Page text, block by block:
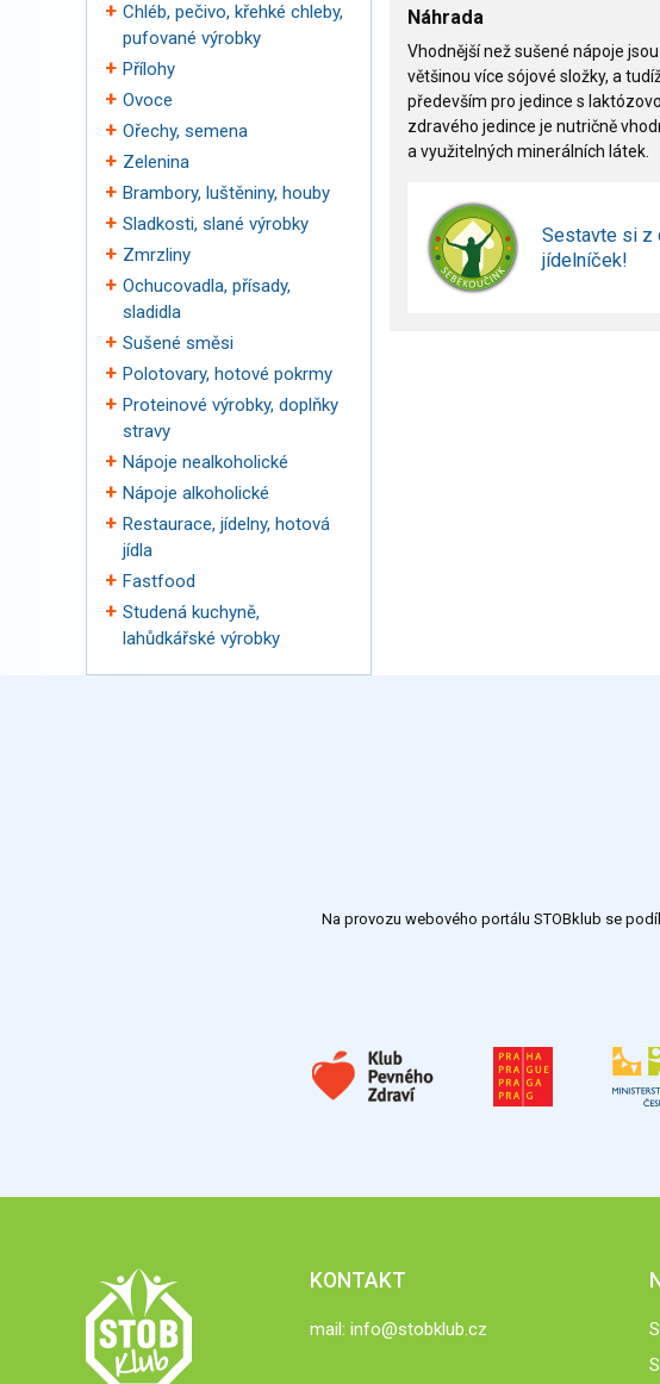
Chléb, pečivo, křehké chleby,
pufované výrobky
Přílohy
Ovoce
Ořechy, semena
Zelenina
Brambory, luštěniny, houby
Sladkosti, slané výrobky
Zmrzliny
Ochucovadla, přísady,
sladidla
Sušené směsi
Polotovary, hotové pokrmy
Proteinové výrobky, doplňky
stravy
Nápoje nealkoholické
Nápoje alkoholické
Restaurace, jídelny, hotová
jídla
Fastfood
Studená kuchyně,
lahůdkářské výrobky
Náhrada
Vhodnější než sušené nápoje
většinou více sójové složky, a
především pro jedince s
zdravého jedince je nutričně
a využitelných minerálních látek.
Sestavte si z
jídelníček!
Na provozu webového portálu STOBklub se
KONTAKT
mail: info@stobklub.cz